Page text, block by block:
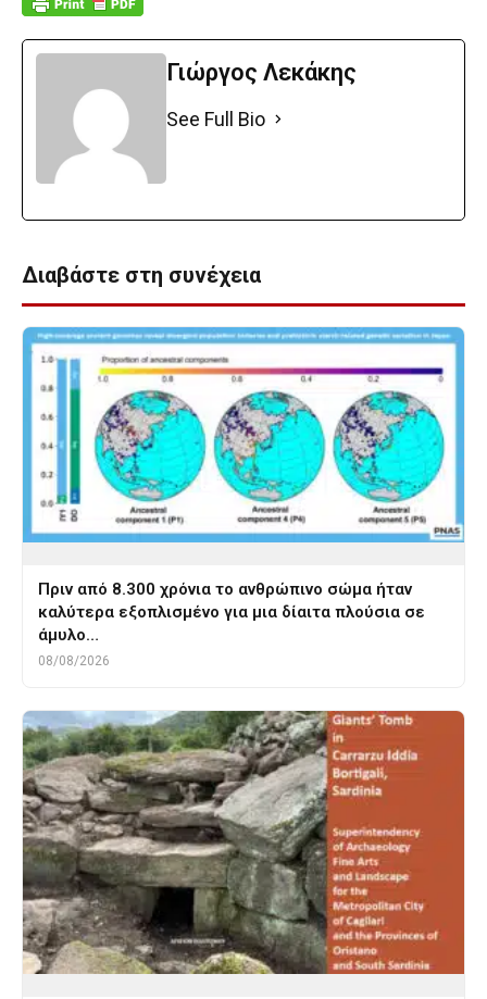
Γιώργος Λεκάκης
See Full Bio
Διαβάστε στη συνέχεια
Πριν από 8.300 χρόνια το ανθρώπινο σώμα ήταν
καλύτερα εξοπλισμένο για μια δίαιτα πλούσια σε
άμυλο…
08/08/2026